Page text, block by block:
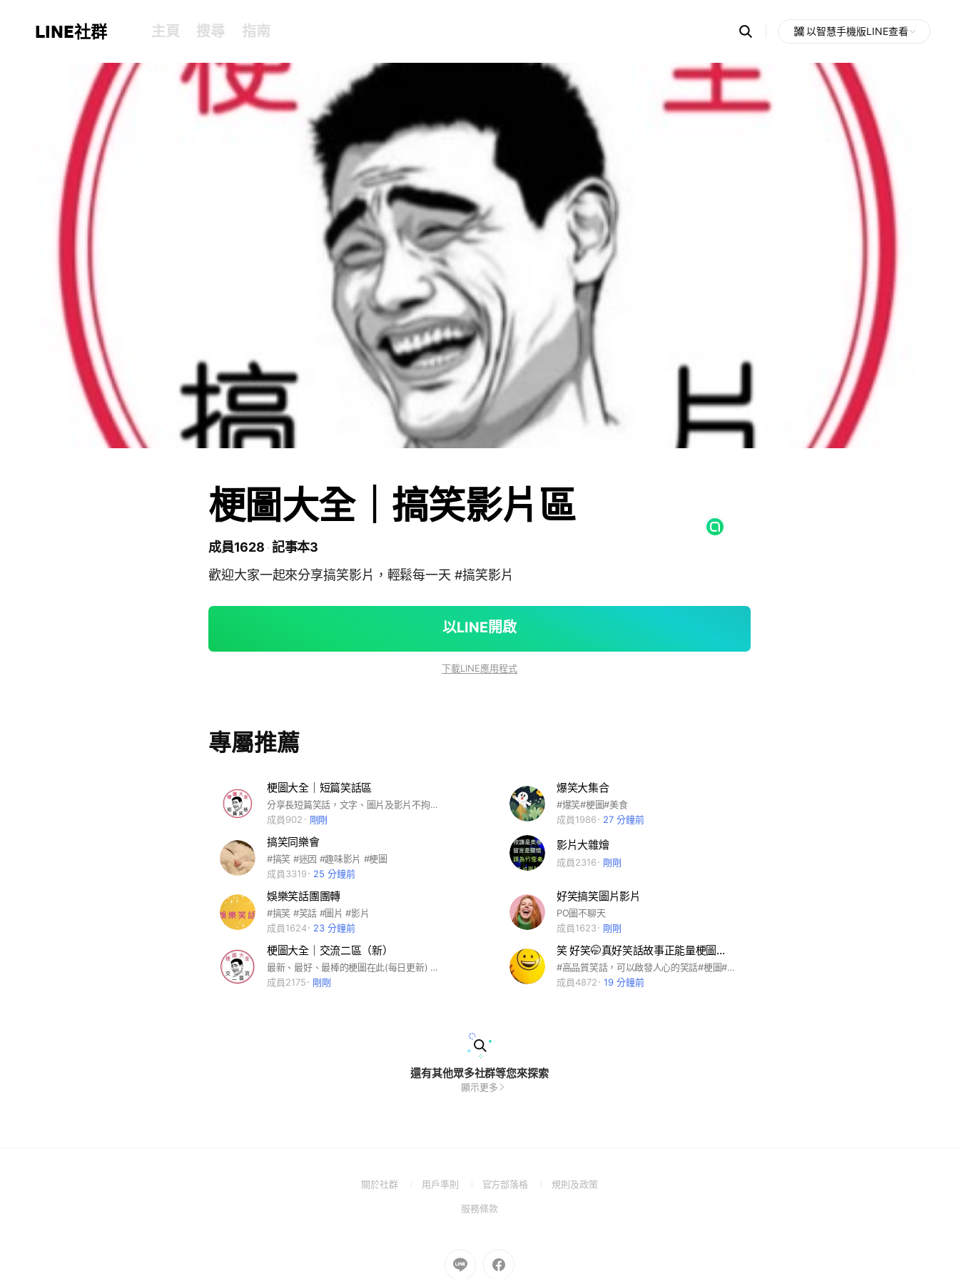
LINE社群 主頁 搜尋 指南 Search
OpenChats
messages
area
以智慧手機版LINE查看
梗圖大全｜搞笑影片區
成員1628 記事本3
歡迎大家一起來分享搞笑影片，輕鬆每一天 #搞笑影片
以LINE開啟
下載LINE應用程式
專屬推薦
梗圖大全｜短篇笑話區
分享長短篇笑話，文字、圖片及影片不拘。#笑話
成員902
剛剛
爆笑大集合
#爆笑#梗圖#美食
成員1986
27 分鐘前
搞笑同樂會
#搞笑 #迷因 #趣味影片 #梗圖
成員3319
25 分鐘前
影片大雜燴
成員2316 剛剛
娛樂笑話團團轉
#搞笑 #笑話 #圖片 #影片
成員1624
23 分鐘前
好笑搞笑圖片影片
PO圖不聊天
成員1623
剛剛
梗圖大全｜交流二區（新）
最新、最好、最棒的梗圖在此(每日更新) 。分享及討論梗圖交流！ 輕鬆歡樂一下！
成員2175
剛剛
笑 好笑🤭真好笑話故事正能量梗圖影片
#高品質笑話，可以啟發人心的笑話#梗圖#開心影片！希望社會能更正能量！每天開開心心，拒絕政治宗教及不良黃色訊息或圖片 #有時間笑話天使會總結笑話帶來的啟發！
成員4872
19 分鐘前
還有其他眾多社群等您來探索
顯示更多
關於社群
(Open用戶準則
(Open
a
官方部落格
(Open規則及政策(Open
服務條款(Open
window)
Go
to
Go
to